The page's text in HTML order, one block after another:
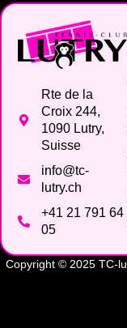
Rte de la
Croix 244,
1090 Lutry,
Suisse
info@tc-
lutry.ch
+41 21 791 64
05
Copyright © 2025 TC-